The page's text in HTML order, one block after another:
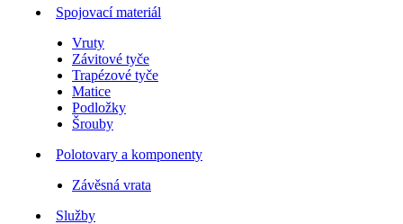
Spojovací materiál
Vruty
Závitové tyče
Trapézové tyče
Matice
Podložky
Šrouby
Polotovary a komponenty
Závěsná vrata
Služby